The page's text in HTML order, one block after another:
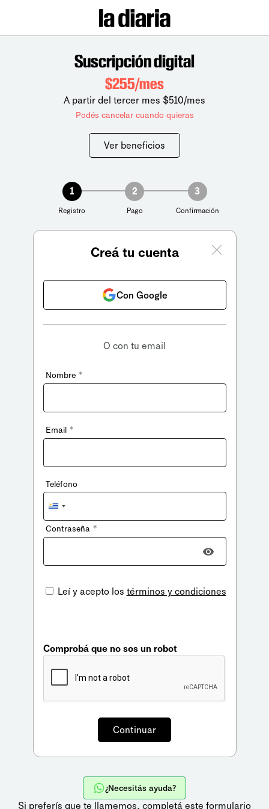
Suscripción digital
$255/mes
A partir del tercer mes $510/mes
Podés cancelar cuando quieras
Ver beneficios
1
Registro
2
Pago
3
Confirmación
Creá tu cuenta
Con Google
O con tu email
Nombre *
Email *
Teléfono
Uruguay
+598
Contraseña *
Leí y acepto los términos y condiciones
Comprobá que no sos un robot
¿Necesitás ayuda?
Si preferís que te llamemos, completá este formulario